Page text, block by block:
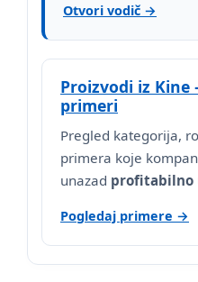
Otvori vodič →
Proizvodi iz Kine
primeri
Pregled kategorija,
primera koje
unazad profitabilno
Pogledaj primere →